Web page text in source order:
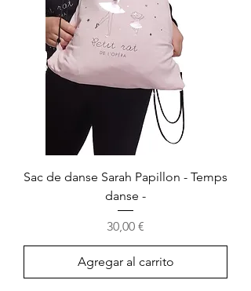
Sac de danse Sarah Papillon - Temps
danse -
Precio
30,00 €
Agregar al carrito